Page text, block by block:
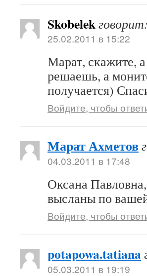
Skobelekговорит:
25.02.2011 в 15:22
Марат, скажите,
решаешь, а
получается)
Войдите, чтобы
Марат Ахметов
04.03.2011 в 17:48
Оксана
высланы по
Войдите, чтобы
potapowa.tatiana
05.03.2011 в 19:19